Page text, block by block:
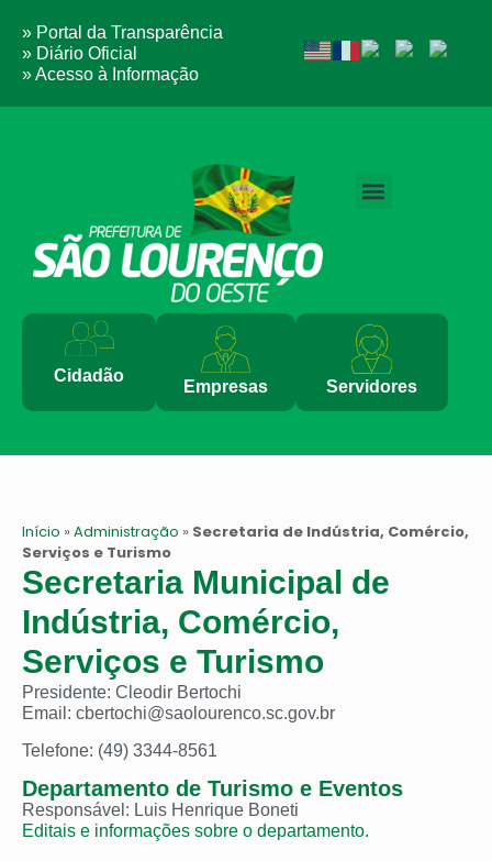
» Portal da Transparência
» Diário Oficial
» Acesso à Informação
Cidadão
Empresas Servidores
Início » Administração » Secretaria de Indústria, Comércio,
Serviços e Turismo
Secretaria Municipal de
Indústria, Comércio,
Serviços e Turismo
Presidente: Cleodir Bertochi
Email: cbertochi@saolourenco.sc.gov.br
Telefone: (49) 3344-8561
Departamento de Turismo e Eventos
Responsável: Luis Henrique Boneti
Editais e informações sobre o departamento.